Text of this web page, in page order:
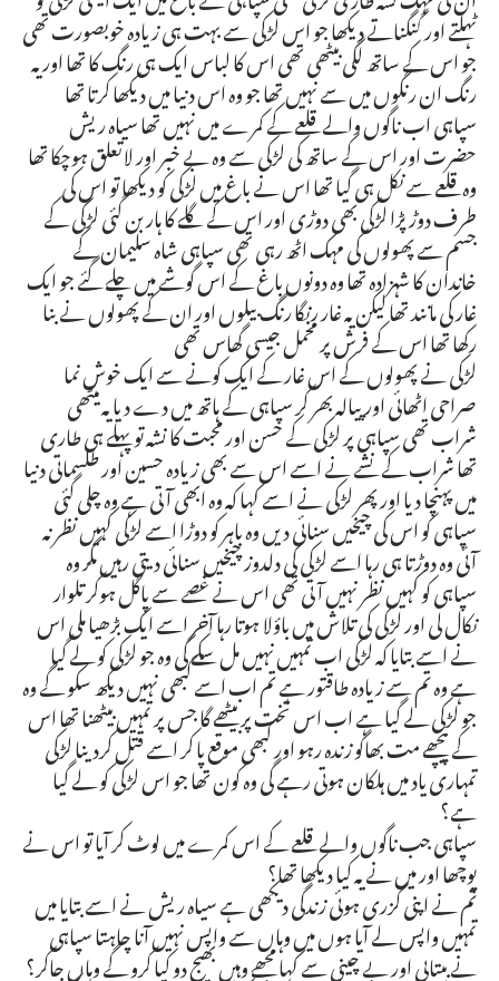
ٹہلتے اور گنگناتے دیکھا جو اس لڑکی سے بہت ہی زیادہ خوبصورت تھی
جو اس کے ساتھ لگی بیٹھی تھی اس کا لباس ایک ہی رنگ کا تھا اور یہ
رنگ ان رنگوں میں سے نہیں تھا جو وہ اس دنیا میں دیکھا کرتا تھا
سپاہی اب ناگوں والے قلعے کے کمرے میں نہیں تھا سیاہ ریش
حضرت اور اس کے ساتھ کی لڑکی سے وہ بے خبر اور لاتعلق ہوچکا تھا
وہ قلعے سے نکل ہی گیا تھا اس نے باغ میں لڑکی کو دیکھا تو اس کی
طرف دوڑ پڑا لڑکی بھی دوڑی اور اس کے گلے کا ہار بن گئی لڑکی کے
جسم سے پھولوں کی مہک اٹھ رہی تھی سپاہی شاہ سلیمان کے
خاندان کا شہزادہ تھا وہ دونوں باغ کے اس گوشے میں چلے گئے جو ایک
غار کی مانند تھا لیکن یہ غار رنگا رنگ بیلوں اور ان کے پھولوں نے بنا
رکھا تھا اس کے فرش پر مخمل جیسی گھاس تھی
لڑکی نے پھولوں کے اس غار کے ایک کونے سے ایک خوش نما
صراحی اٹھائی اور پیالہ بھر کر سپاہی کے ہاتھ میں دے دیا یہ میٹھی
شراب تھی سپاہی پر لڑکی کے حسن اور محبت کا نشہ تو پہلے ہی طاری
تھا شراب کے نشے نے اسے اس سے بھی زیادہ حسین اور طلسماتی دنیا
میں پہنچا دیا اور پھر لڑکی نے اسے کہا کہ وہ ابھی آتی ہے وہ چلی گئی
سپاہی کو اس کی چیخیں سنائی دیں وہ باہر کو دوڑا اسے لڑکی کہیں نظر نہ
آئی وہ دوڑتا ہی رہا اسے لڑکی کی دلدوز چیخیں سنائی دیتی رہیں مگر وہ
سپاہی کو کہیں نظر نہیں آتی تھی اس نے غصے سے پاگل ہوکر تلوار
نکال لی اور لڑکی کی تلاش میں باؤلا ہوتا رہا آخر اسے ایک بڑھیا ملی اس
نے اسے بتایا کہ لڑکی اب تمہیں نہیں مل سکے گی وہ جو لڑکی کو لے گیا
ہے وہ تم سے زیادہ طاقتور ہے تم اب اسے کبھی نہیں دیکھ سکو گے وہ
جو لڑکی لے گیا ہے اب اس تخت پر بیٹھے گا جس پر تمہیں بیٹھنا تھا اس
کے پیچھے مت بھاگو زندہ رہو اور کبھی موقع پا کر اسے قتل کردینا لڑکی
تمہاری یاد میں ہلکان ہوتی رہے گی وہ کون تھا جو اس لڑکی کو لے گیا
ہے؟
سپاہی جب ناگوں والے قلعے کے اس کمرے میں لوٹ کر آیا تو اس نے
پوچھا اور میں نے یہ کیا دیکھا تھا؟
تم نے اپنی گزری ہوئی زندگی دیکھی ہے سیاہ ریش نے اسے بتایا میں
تمہیں واپس لے آیا ہوں میں وہاں سے واپس نہیں آنا چاہتا سپاہی
نے بیتابی اور بے چینی سے کہا مجھے وہیں بھیج دو کیا کرو گے وہاں جاکر؟